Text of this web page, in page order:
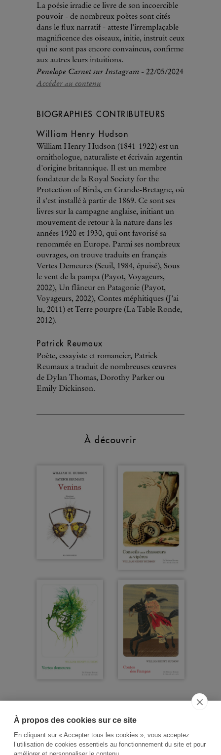
À propos des cookies sur ce site
En cliquant sur « Accepter tous les cookies », vous acceptez
l’utilisation de cookies essentiels au fonctionnement du site et pour
La poésie irradie ce livre de son incoercible
pouvoir - de nombreux poètes sont cités
dans le flux narratif - atteste l'irremplaçable
magnificence des oiseaux, initie, instruit ceux
qui ne sont pas encore convaincus, confirme
aux autres leurs intuitions.
Penelope Carnet sur Instagram - 22/05/2024
Accéder au contenu
BIOGRAPHIES CONTRIBUTEURS
William Henry Hudson
William Henry Hudson (1841-1922) est un
ornithologue, naturaliste et écrivain argentin
d'origine britannique. Il est un membre
fondateur de la Royal Society for the
Protection of Birds, en Grande-Bretagne, où
il s'est installé à partir de 1869. Ce sont ses
livres sur la campagne anglaise, initiant un
mouvement de retour à la nature dans les
années 1920 et 1930, qui ont favorisé sa
renommée en Europe. Parmi ses nombreux
ouvrages, on trouve traduits en français
Vertes Demeures (Seuil, 1984, épuisé), Sous
le vent de la pampa (Payot, Voyageurs,
2002), Un flâneur en Patagonie (Payot,
Voyageurs, 2002), Contes méphitiques (J’ai
lu, 2011) et Terre pourpre (La Table Ronde,
2012).
Patrick Reumaux
Poète, essayiste et romancier, Patrick
Reumaux a traduit de nombreuses œuvres
de Dylan Thomas, Dorothy Parker ou
Emily Dickinson.
À découvrir
RECHERCHE THÉMATIQUE